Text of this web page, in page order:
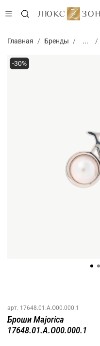
Главная Бренды ...
-30%
арт. 17648.01.A.O00.000.1
Броши Majorica
17648.01.A.O00.000.1